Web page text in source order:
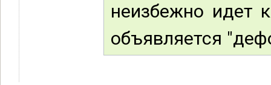
неизбежно идет
объявляется